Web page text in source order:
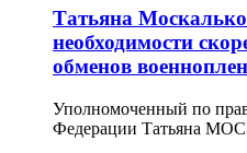
Татьяна
необходимости
обменов
Уполномоченный по
Федерации Татьяна